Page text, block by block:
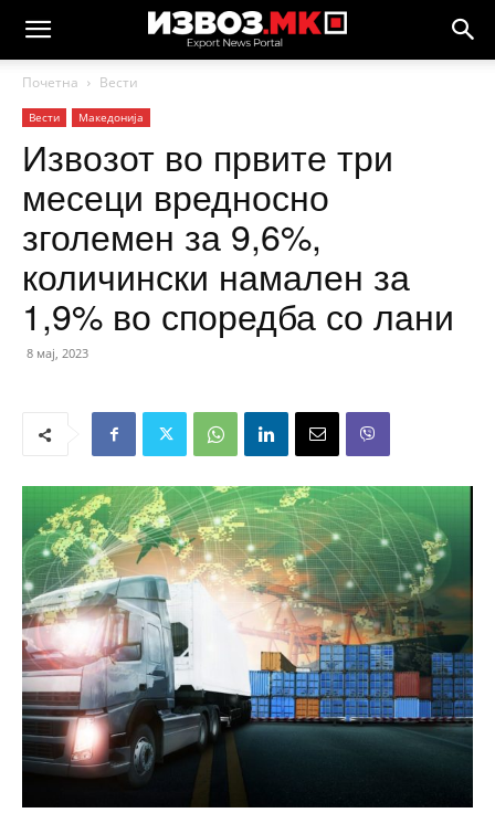
Почетна Вести
Вести Македонија
Извозот во првите три
месеци вредносно
зголемен за 9,6%,
количински намален за
1,9% во споредба со лани
8 мај, 2023